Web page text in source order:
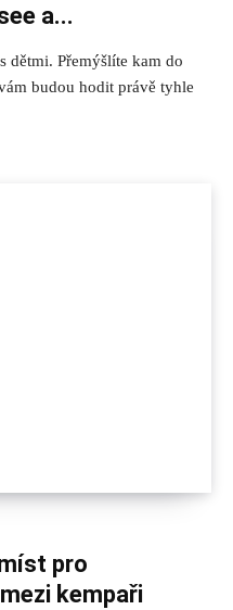
a...
dětmi. Přemýšlíte kam do
budou hodit právě tyhle
pro
kempaři